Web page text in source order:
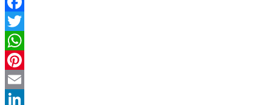
Facebook
Twitter
WhatsApp
Pinterest
Email